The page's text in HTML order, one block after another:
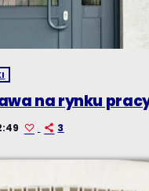
na rynku
3